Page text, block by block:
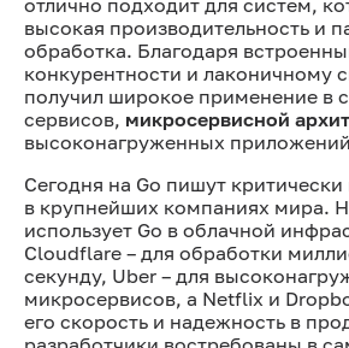
высокая производительность и
обработка. Благодаря
конкурентности и лаконичному
получил широкое применение в
сервисов, микросервисной
высоконагруженных
Сегодня на Go пишут
в крупнейших компаниях мира.
использует Go в облачной
Cloudflare – для обработки
секунду, Uber – для
микросервисов, а Netflix и
его скорость и надежность в